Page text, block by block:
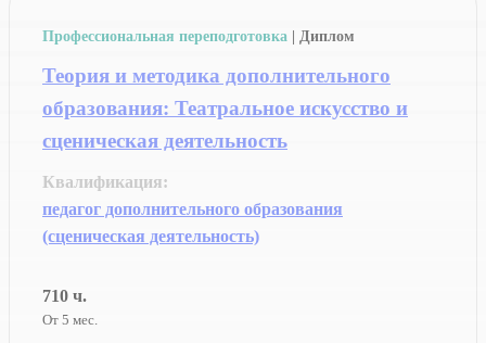
Профессиональная переподготовка | Диплом
Теория и методика дополнительного
образования: Театральное искусство и
сценическая деятельность
Квалификация:
педагог дополнительного образования
(сценическая деятельность)
710 ч.
От 5 мес.